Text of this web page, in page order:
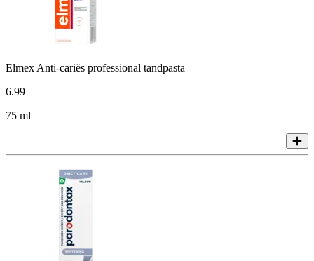
Elmex Anti-cariës professional tandpasta
6.99
75 ml